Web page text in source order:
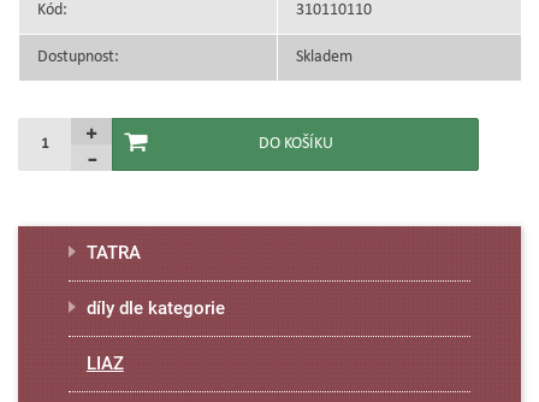
Kód: 310110110
Dostupnost: Skladem
TATRA
díly dle kategorie
LIAZ